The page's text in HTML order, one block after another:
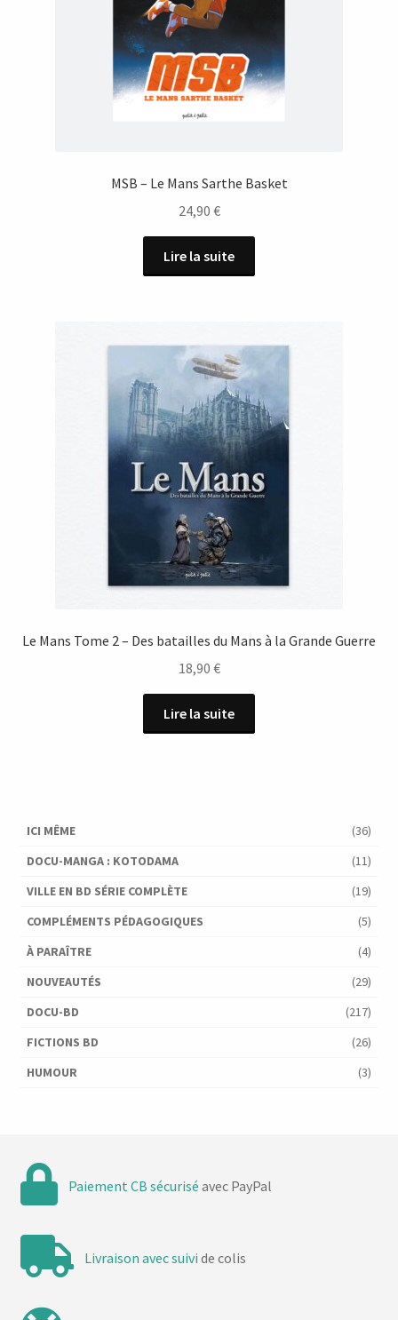
MSB – Le Mans Sarthe Basket
24,90 €
Lire la suite
Le Mans Tome 2 – Des batailles du Mans à la Grande Guerre
18,90 €
Lire la suite
ICI MÊME
(36)
DOCU-MANGA : KOTODAMA
(11)
VILLE EN BD SÉRIE COMPLÈTE
(19)
COMPLÉMENTS PÉDAGOGIQUES
(5)
À PARAÎTRE
(4)
NOUVEAUTÉS
(29)
DOCU-BD
(217)
FICTIONS BD
(26)
HUMOUR
(3)
Paiement CB sécurisé avec PayPal
Livraison avec suivi de colis